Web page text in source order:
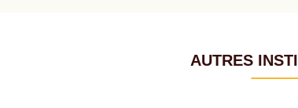
AUTRES